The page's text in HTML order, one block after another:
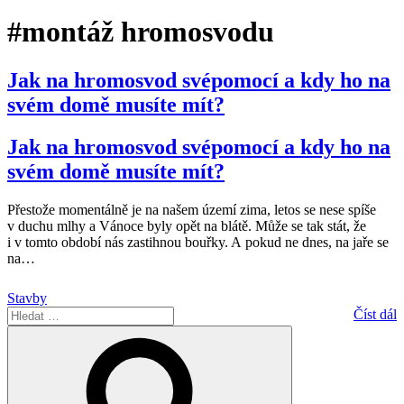
#montáž hromosvodu
Jak na hromosvod svépomocí a kdy ho na
svém domě musíte mít?
Jak na hromosvod svépomocí a kdy ho na
svém domě musíte mít?
Přestože momentálně je na našem území zima, letos se nese spíše
v duchu mlhy a Vánoce byly opět na blátě. Může se tak stát, že
i v tomto období nás zastihnou bouřky. A pokud ne dnes, na jaře se
na…
Stavby
Číst dál
Hledat: